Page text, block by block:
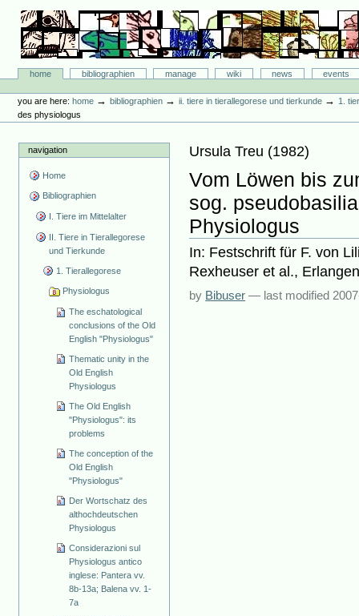
content.
navigation
Bibliographie-Portal
Sectionshome bibliographien manage wiki news
events
tools
you are here: home →bibliographien →ii. tiere in tierallegorese und tierkunde →1.
des physiologus
navigation
Home
Bibliographien
I. Tiere im Mittelalter
II. Tiere in Tierallegorese
und Tierkunde
1. Tierallegorese
Physiologus
The eschatological
conclusions of the Old
English "Physiologus"
Thematic unity in the
Old English
Physiologus
The Old English
"Physiologus": its
problems
The conception of the
Old English
"Physiologus"
Der Wortschatz des
althochdeutschen
Physiologus
Considerazioni sul
Physiologus antico
inglese: Pantera vv.
8b-13a; Balena vv. 1-
7a
Ursula Treu (1982)
Vom Löwen bis
sog.
Physiologus
In: Festschrift für F. von
Rexheuser et al.,
by Bibuser — last modified